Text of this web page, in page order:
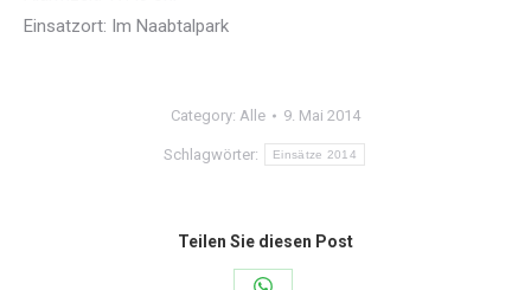
Einsatzort: Im Naabtalpark
Category: Alle 9. Mai 2014
Schlagwörter: Einsätze 2014
Teilen Sie diesen Post